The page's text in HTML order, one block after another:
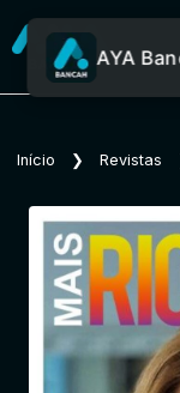
AYA
Início ❯ Revistas